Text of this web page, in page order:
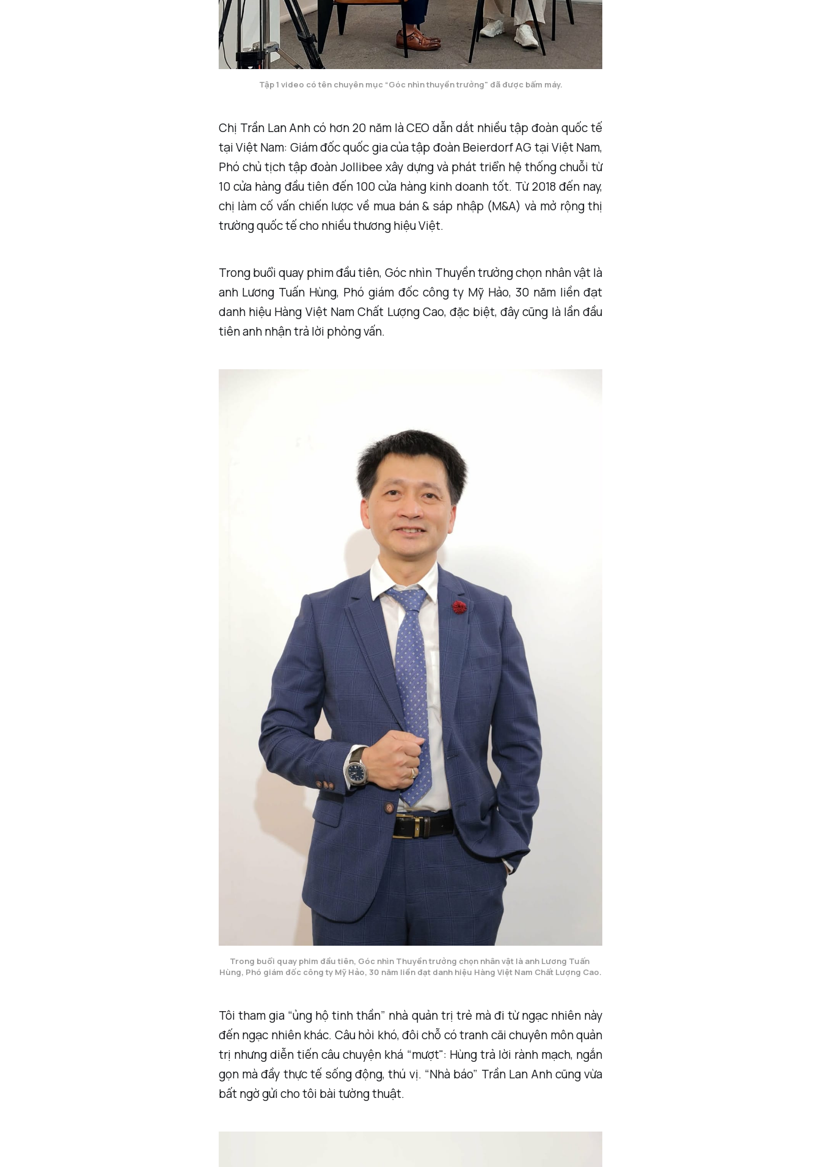
Tập 1 video có tên chuyên mục “Góc nhìn thuyền trưởng" đã được bấm máy.
Chị Trần Lan Anh có hơn 20 năm là CEO dẫn dắt nhiều tập đoàn quốc tế
tại Việt Nam: Giám đốc quốc gia của tập đoàn Beierdorf AG tại Việt Nam,
Phó chủ tịch tập đoàn Jollibee xây dựng và phát triển hệ thống chuỗi từ
10 cửa hàng đầu tiên đến 100 cửa hàng kinh doanh tốt. Từ 2018 đến nay,
chị làm cố vấn chiến lược về mua bán & sáp nhập (M&A) và mở rộng thị
trường quốc tế cho nhiều thương hiệu Việt.
Trong buổi quay phim đầu tiên, Góc nhìn Thuyền trưởng chọn nhân vật là
anh Lương Tuấn Hùng, Phó giám đốc công ty Mỹ Hảo, 30 năm liền đạt
danh hiệu Hàng Việt Nam Chất Lượng Cao, đặc biệt, đây cũng là lần đầu
tiên anh nhận trả lời phỏng vấn.
Trong buổi quay phim đầu tiên, Góc nhìn Thuyền trưởng chọn nhân vật là anh Lương Tuấn
Hùng, Phó giám đốc công ty Mỹ Hảo, 30 năm liền đạt danh hiệu Hàng Việt Nam Chất Lượng Cao.
Tôi tham gia “ủng hộ tinh thần” nhà quản trị trẻ mà đi từ ngạc nhiên này
đến ngạc nhiên khác. Câu hỏi khó, đôi chỗ có tranh cãi chuyên môn quản
trị nhưng diễn tiến câu chuyện khá “mượt": Hùng trả lời rành mạch, ngắn
gọn mà đầy thực tế sống động, thú vị. “Nhà báo” Trần Lan Anh cũng vừa
bất ngờ gửi cho tôi bài tường thuật.